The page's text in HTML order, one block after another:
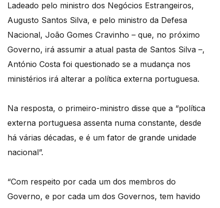
Ladeado pelo ministro dos Negócios Estrangeiros,
Augusto Santos Silva, e pelo ministro da Defesa
Nacional, João Gomes Cravinho – que, no próximo
Governo, irá assumir a atual pasta de Santos Silva –,
António Costa foi questionado se a mudança nos
ministérios irá alterar a política externa portuguesa.
Na resposta, o primeiro-ministro disse que a “política
externa portuguesa assenta numa constante, desde
há várias décadas, e é um fator de grande unidade
nacional”.
“Com respeito por cada um dos membros do
Governo, e por cada um dos Governos, tem havido